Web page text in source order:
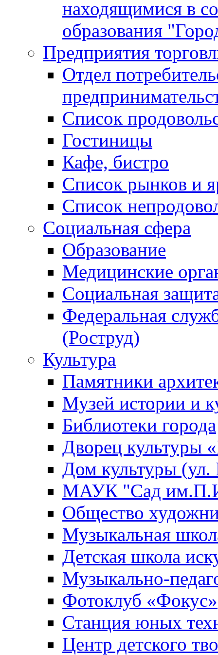
находящимися в
образования
Предприятия
Отдел
Список
Гостиницы
Кафе, бистро
Cписок рынков и
Список
Социальная сфера
Образование
Медицинские
Социальная
Федеральная
(Роструд)
Культура
Памятники
Музей истории и
Библиотеки города
Дворец культуры
Дом культуры (ул.
МАУК "Сад
Общество
Музыкальная
Детская школа
Музыкально-
Фотоклуб «Фокус»
Станция юных
Центр детского